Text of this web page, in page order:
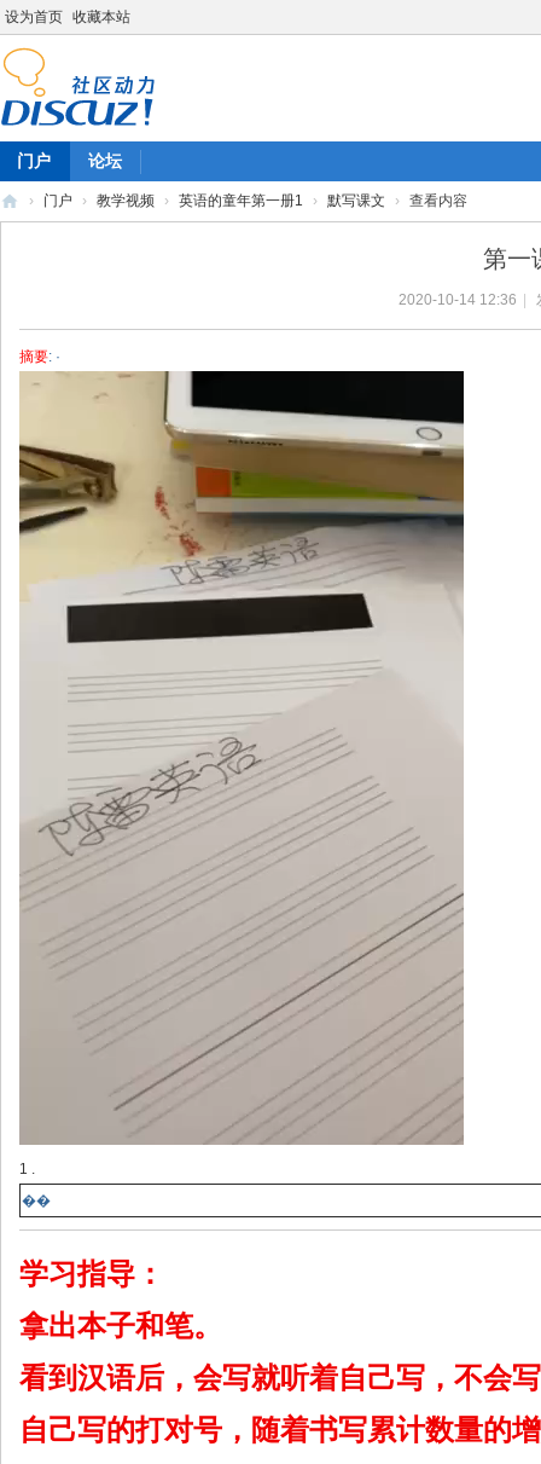
设为首页 收藏本站
门户 论坛
› 门户 › 教学视频 › 英语的童年第一册1 › 默写课文 › 查看内容
第一
2020-10-14 12:36
摘要: ·
1 .
��
学习指导：
拿出本子和笔。
看到汉语后，会写就听着自己写，不会
自己写的打对号，随着书写累计数量的